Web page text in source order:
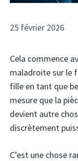
25 février 2026
Cela commence
maladroite sur le
fille en tant que
mesure que la
devient autre
discrètement
C’est une chose